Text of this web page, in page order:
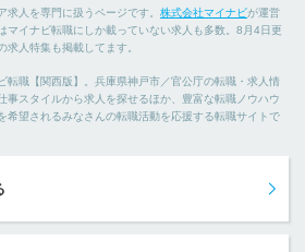
求人を専門に扱うページです。 株式会社マイナビが運営
マイナビ転職にしか載っていない求人も多数。8月4日更
求人特集も掲載してます。
転職【関西版】。兵庫県神戸市／官公庁の転職・求人情
事スタイルから求人を探せるほか、豊富な転職ノウハウ
希望されるみなさんの転職活動を応援する転職サイトで